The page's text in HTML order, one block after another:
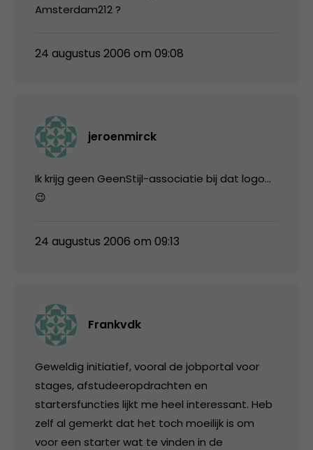
Amsterdam212 ?
24 augustus 2006 om 09:08
jeroenmirck
Ik krijg geen GeenStijl-associatie bij dat logo…
😉
24 augustus 2006 om 09:13
Frankvdk
Geweldig initiatief, vooral de jobportal voor
stages, afstudeeropdrachten en
startersfuncties lijkt me heel interessant. Heb
zelf al gemerkt dat het toch moeilijk is om
voor een starter wat te vinden in de